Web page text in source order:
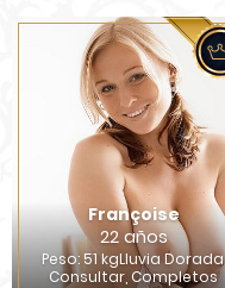
Françoise
22 años
Peso: 51 kgLluvia Dorada,
Consultar, Completos